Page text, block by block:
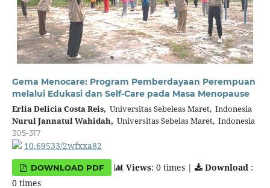
Gema Menocare: Program Pemberdayaan Perempuan
melalui Edukasi dan Self-Care pada Masa Menopause
Erlia Delicia Costa Reis, Universitas Sebeleas Maret, Indonesia
Nurul Jannatul Wahidah, Universitas Sebelas Maret, Indonesia
305-317
10.69533/2wfxxa82
DOWNLOAD PDF Views: 0 times | Download :
0 times